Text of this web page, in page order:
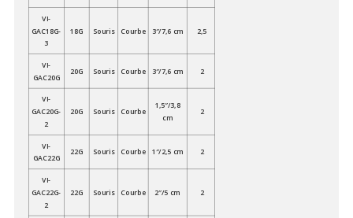
VI-
GAC18G-
3
18G Souris Courbe 3″/7,6 cm 2,5
VI-
GAC20G
20G Souris Courbe 3″/7,6 cm 2
VI-
GAC20G-
2
20G Souris Courbe
1,5″/3,8
cm
2
VI-
GAC22G
22G Souris Courbe 1″/2,5 cm 2
VI-
GAC22G-
2
22G Souris Courbe 2″/5 cm 2